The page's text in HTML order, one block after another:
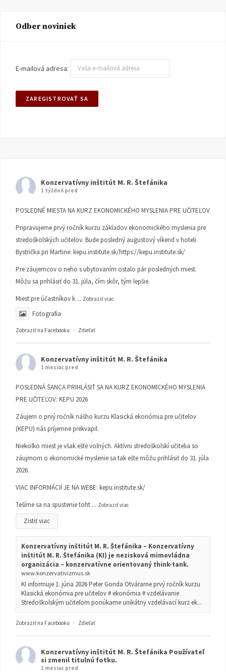
Odber noviniek
E-mailová adresa:
Konzervatívny inštitút M. R. Štefánika
1 týždeň pred
POSLEDNÉ MIESTA NA KURZ EKONOMICKÉHO MYSLENIA PRE UČITEĽOV
Pripravujeme prvý ročník kurzu základov ekonomického myslenia pre
stredoškolských učiteľov. Bude posledný augustový víkend v hoteli
Bystrička pri Martine: kepu.institute.sk/https://kepu.institute.sk/
Pre záujemcov o neho s ubytovaním ostalo pár posledných miest.
Môžu sa prihlásiť do 31. júla, čím skôr, tým lepšie.
Miest pre účastníkov k ... Zobraziť viac
Fotografia
Zobraziť na Facebooku · Zdieľať
Konzervatívny inštitút M. R. Štefánika
1 mesiac pred
POSLEDNÁ ŠANCA PRIHLÁSIŤ SA NA KURZ EKONOMICKÉHO MYSLENIA
PRE UČITEĽOV: KEPU 2026
Záujem o prvý ročník nášho kurzu Klasická ekonómia pre učiteľov
(KEPU) nás príjemne prekvapil.
Niekoľko miest je však ešte voľných. Aktívni stredoškolskí učitelia so
záujmom o ekonomické myslenie sa tak ešte môžu prihlásiť do 31. júla
2026.
VIAC INFORMÁCIÍ JE NA WEBE: kepu.institute.sk/
Tešíme sa na spustenie toht ... Zobraziť viac
Zistiť viac
Konzervatívny inštitút M. R. Štefánika – Konzervatívny
inštitút M. R. Štefánika (KI) je nezisková mimovládna
organizácia – konzervatívne orientovaný think-tank.
www.konzervativizmus.sk
KI informuje 1. júna 2026 Peter Gonda Otvárame prvý ročník kurzu
Klasická ekonómia pre učiteľov # ekonómia # vzdelávanie
Stredoškolským učiteľom ponúkame unikátny vzdelávací kurz ek...
Zobraziť na Facebooku · Zdieľať
Konzervatívny inštitút M. R. Štefánika Používateľ
si zmenil titulnú fotku.
1 mesiac pred